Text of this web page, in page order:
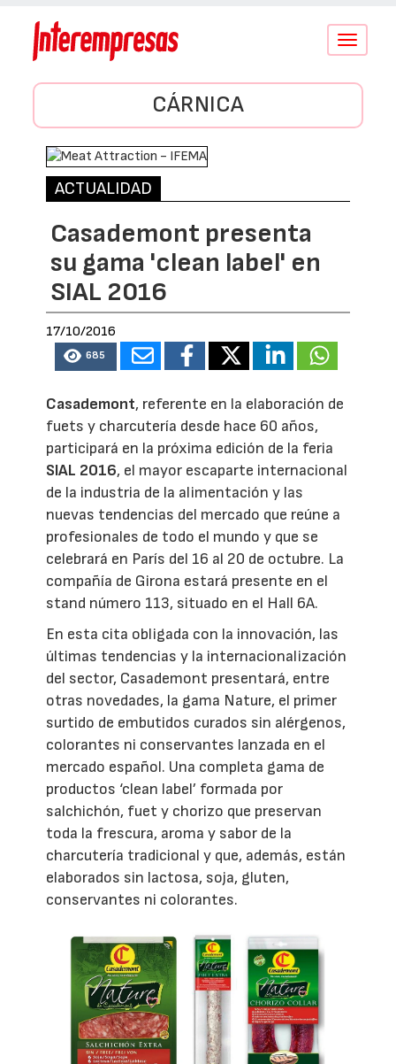
Conmutar
CÁRNICA
ACTUALIDAD
Casademont presenta
su gama 'clean label' en
SIAL 2016
17/10/2016
685
Casademont, referente en la elaboración de
fuets y charcutería desde hace 60 años,
participará en la próxima edición de la feria
SIAL 2016, el mayor escaparte internacional
de la industria de la alimentación y las
nuevas tendencias del mercado que reúne a
profesionales de todo el mundo y que se
celebrará en París del 16 al 20 de octubre. La
compañía de Girona estará presente en el
stand número 113, situado en el Hall 6A.
En esta cita obligada con la innovación, las
últimas tendencias y la internacionalización
del sector, Casademont presentará, entre
otras novedades, la gama Nature, el primer
surtido de embutidos curados sin alérgenos,
colorantes ni conservantes lanzada en el
mercado español. Una completa gama de
productos ‘clean label’ formada por
salchichón, fuet y chorizo que preservan
toda la frescura, aroma y sabor de la
charcutería tradicional y que, además, están
elaborados sin lactosa, soja, gluten,
conservantes ni colorantes.